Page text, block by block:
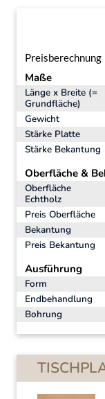
Preisberechnung
Maße
Länge x Breite (=
Grundfläche)
Gewicht
Stärke Platte
Stärke Bekantung
Oberfläche &
Oberfläche
Echtholz
Preis Oberfläche
Bekantung
Preis Bekantung
Ausführung
Form
Endbehandlung
Bohrung